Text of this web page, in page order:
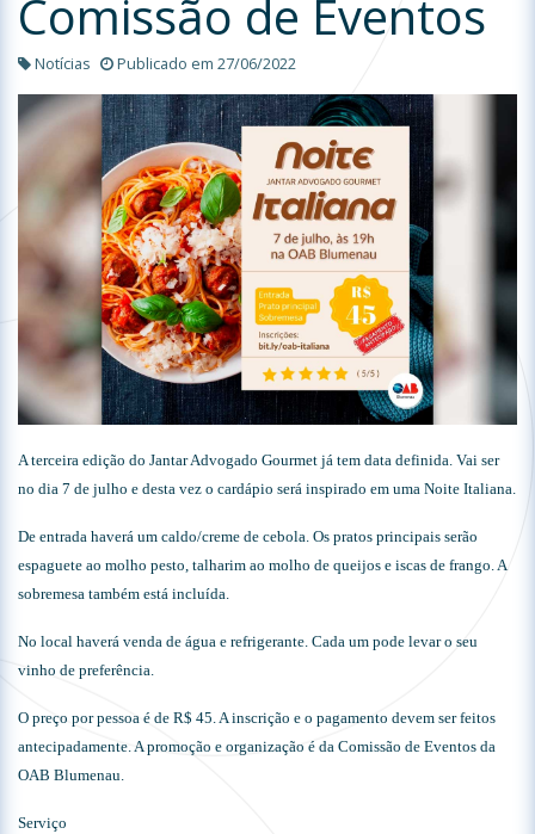
Comissão de Eventos
Notícias Publicado em 27/06/2022
A terceira edição do Jantar Advogado Gourmet já tem data definida. Vai ser
no dia 7 de julho e desta vez o cardápio será inspirado em uma Noite Italiana.
De entrada haverá um caldo/creme de cebola. Os pratos principais serão
espaguete ao molho pesto, talharim ao molho de queijos e iscas de frango. A
sobremesa também está incluída.
No local haverá venda de água e refrigerante. Cada um pode levar o seu
vinho de preferência.
O preço por pessoa é de R$ 45. A inscrição e o pagamento devem ser feitos
antecipadamente. A promoção e organização é da Comissão de Eventos da
OAB Blumenau.
Serviço